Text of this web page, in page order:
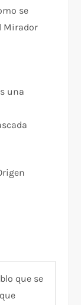
se
Mirador
una
que se